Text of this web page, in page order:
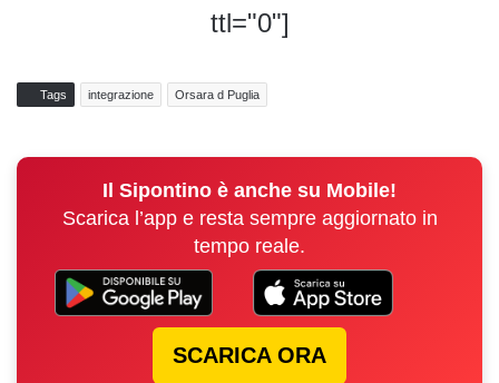
ttl="0"]
Tags integrazione Orsara d Puglia
Il Sipontino è anche su Mobile!
Scarica l’app e resta sempre aggiornato in
tempo reale.
SCARICA ORA